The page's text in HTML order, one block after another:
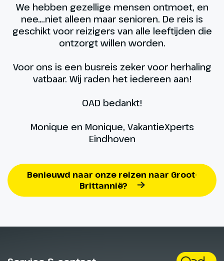
We hebben gezellige mensen ontmoet, en
nee….niet alleen maar senioren. De reis is
geschikt voor reizigers van alle leeftijden die
ontzorgt willen worden.
Voor ons is een busreis zeker voor herhaling
vatbaar. Wij raden het iedereen aan!
OAD bedankt!
Monique en Monique, VakantieXperts
Eindhoven
Benieuwd naar onze reizen naar Groot-
Brittannië?